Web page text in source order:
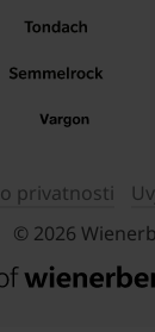
privatnosti
© 2026